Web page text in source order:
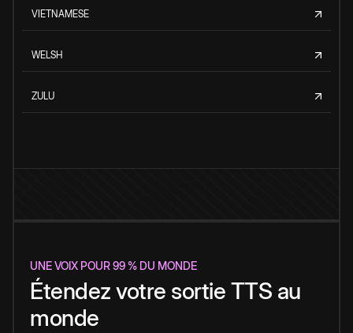
VIETNAMESE
WELSH
ZULU
UNE VOIX POUR 99 % DU MONDE
Étendez votre sortie TTS au
monde